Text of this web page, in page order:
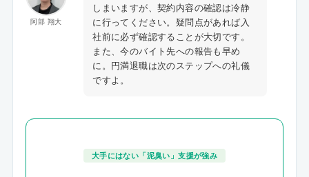
阿部 翔大
しまいますが、契約内容の確認は冷静
に行ってください。疑問点があれば入
社前に必ず確認することが大切です。
また、今のバイト先への報告も早め
に。円満退職は次のステップへの礼儀
ですよ。
大手にはない「泥臭い」支援が強み